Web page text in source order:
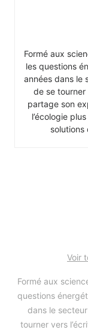
Formé aux
les questions
années dans le
de se tourner
partage son
l’écologie
solutions
Voir
Formé aux
questions
dans le
tourner vers